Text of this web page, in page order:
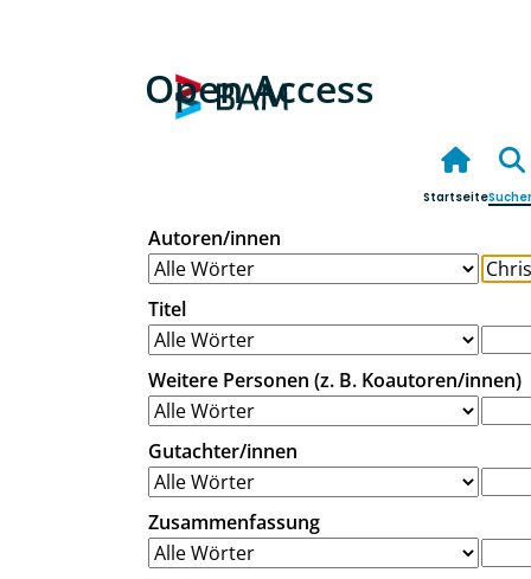
Open Access
Startseite
Autoren/innen
Titel
Weitere Personen (z. B. Koautoren/innen)
Gutachter/innen
Zusammenfassung